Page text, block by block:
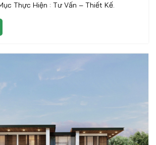
Mục Thực Hiện : Tư Vấn – Thiết Kế.